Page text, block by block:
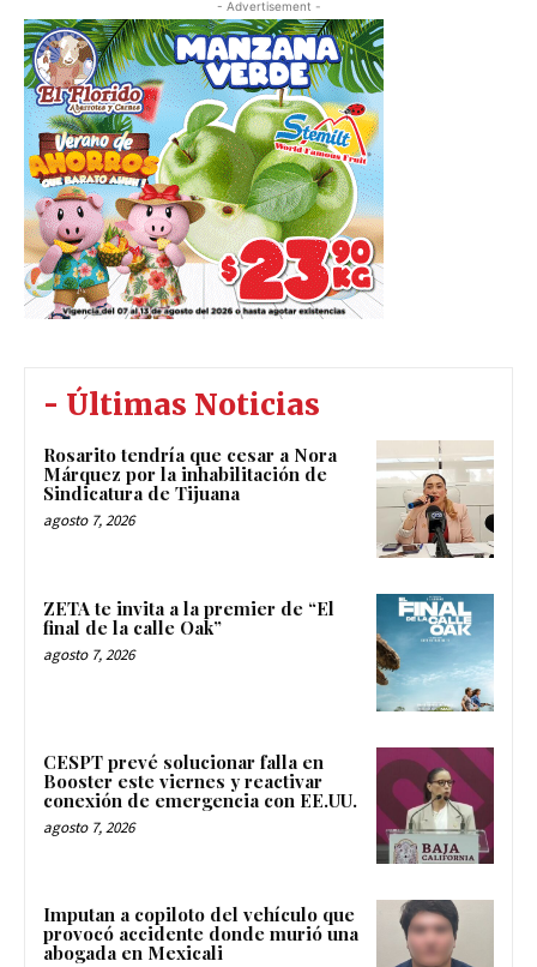
- Advertisement -
- Últimas Noticias
Rosarito tendría que cesar a Nora
Márquez por la inhabilitación de
Sindicatura de Tijuana
agosto 7, 2026
ZETA te invita a la premier de “El
final de la calle Oak”
agosto 7, 2026
CESPT prevé solucionar falla en
Booster este viernes y reactivar
conexión de emergencia con EE.UU.
agosto 7, 2026
Imputan a copiloto del vehículo que
provocó accidente donde murió una
abogada en Mexicali